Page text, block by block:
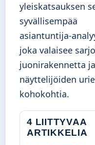
yleiskatsauksen
syvällisempää
asiantuntija-
joka valaisee
juonirakennetta ja
näyttelijöiden
kohokohtia.
4 LIITTYVAA
ARTIKKELIA